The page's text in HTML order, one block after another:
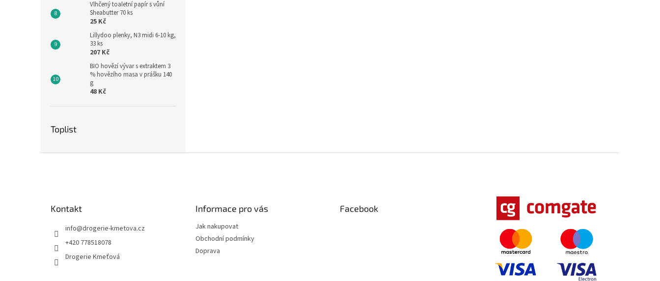
Vlhčený toaletní papír s vůní
Sheabutter 70 ks
25 Kč
Lillydoo plenky, N3 midi 6-10 kg,
33 ks
207 Kč
BIO hovězí vývar s extraktem 3
% hovězího masa v prášku 140
g
48 Kč
Toplist
Kontakt
info@drogerie-kmetova.cz
+420 778518078
Drogerie Kmeťová
Informace pro vás
Jak nakupovat
Obchodní podmínky
Doprava
Facebook